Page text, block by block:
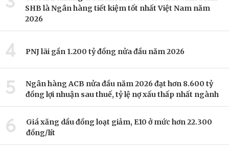
SHB là Ngân hàng tiết kiệm tốt nhất Việt Nam năm
2026
4 PNJ lãi gần 1.200 tỷ đồng nửa đầu năm 2026
5
Ngân hàng ACB nửa đầu năm 2026 đạt hơn 8.600 tỷ
đồng lợi nhuận sau thuế, tỷ lệ nợ xấu thấp nhất ngành
6
Giá xăng dầu đồng loạt giảm, E10 ở mức hơn 22.300
đồng/lít